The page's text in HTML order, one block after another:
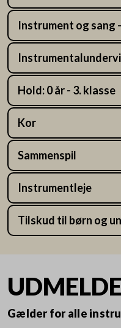
Instrument og sang
Hold: 0 år - 3. klasse
Kor
Sammenspil
Instrumentleje
Tilskud til børn og
Gælder for alle